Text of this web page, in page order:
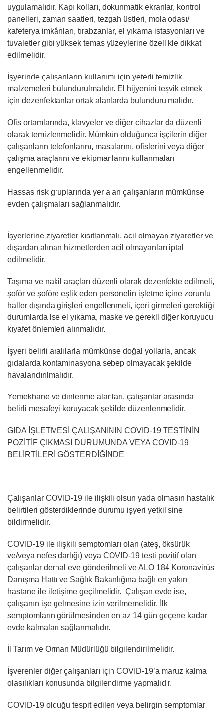
uygulamalıdır. Kapı kolları, dokunmatik ekranlar, kontrol
panelleri, zaman saatleri, tezgah üstleri, mola odası/
kafeterya imkânları, tırabzanlar, el yıkama istasyonları ve
tuvaletler gibi yüksek temas yüzeylerine özellikle dikkat
edilmelidir.
İşyerinde çalışanların kullanımı için yeterli temizlik
malzemeleri bulundurulmalıdır. El hijyenini teşvik etmek
için dezenfektanlar ortak alanlarda bulundurulmalıdır.
Ofis ortamlarında, klavyeler ve diğer cihazlar da düzenli
olarak temizlenmelidir. Mümkün olduğunca işçilerin diğer
çalışanların telefonlarını, masalarını, ofislerini veya diğer
çalışma araçlarını ve ekipmanlarını kullanmaları
engellenmelidir.
Hassas risk gruplarında yer alan çalışanların mümkünse
evden çalışmaları sağlanmalıdır.
İşyerlerine ziyaretler kısıtlanmalı, acil olmayan ziyaretler ve
dışardan alınan hizmetlerden acil olmayanları iptal
edilmelidir.
Taşıma ve nakil araçları düzenli olarak dezenfekte edilmeli,
şoför ve şoföre eşlik eden personelin işletme içine zorunlu
haller dışında girişleri engellenmeli, içeri girmeleri gerektiği
durumlarda ise el yıkama, maske ve gerekli diğer koruyucu
kıyafet önlemleri alınmalıdır.
İşyeri belirli aralılarla mümkünse doğal yollarla, ancak
gıdalarda kontaminasyona sebep olmayacak şekilde
havalandırılmalıdır.
Yemekhane ve dinlenme alanları, çalışanlar arasında
belirli mesafeyi koruyacak şekilde düzenlenmelidir.
GIDA İŞLETMESİ ÇALIŞANININ COVID-19 TESTİNİN
POZİTİF ÇIKMASI DURUMUNDA VEYA COVID-19
BELİRTİLERİ GÖSTERDİĞİNDE
Çalışanlar COVID-19 ile ilişkili olsun yada olmasın hastalık
belirtileri gösterdiklerinde durumu işyeri yetkilisine
bildirmelidir.
COVID-19 ile ilişkili semptomları olan (ateş, öksürük
ve/veya nefes darlığı) veya COVID-19 testi pozitif olan
çalışanlar derhal eve gönderilmeli ve ALO 184 Koronavirüs
Danışma Hattı ve Sağlık Bakanlığına bağlı en yakın
hastane ile iletişime geçilmelidir. Çalışan evde ise,
çalışanın işe gelmesine izin verilmemelidir. İlk
semptomların görülmesinden en az 14 gün geçene kadar
evde kalmaları sağlanmalıdır.
İl Tarım ve Orman Müdürlüğü bilgilendirilmelidir.
İşverenler diğer çalışanları için COVID-19’a maruz kalma
olasılıkları konusunda bilgilendirme yapmalıdır.
COVID-19 olduğu tespit edilen veya belirgin semptomlar